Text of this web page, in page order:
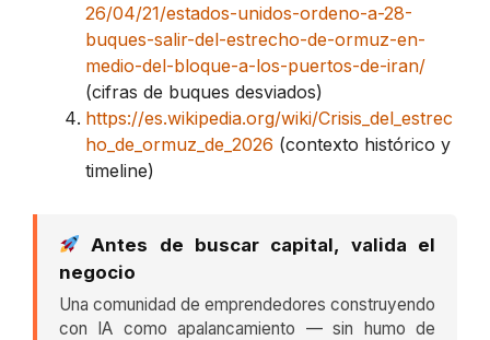
26/04/21/estados-unidos-ordeno-a-28-
buques-salir-del-estrecho-de-ormuz-en-
medio-del-bloque-a-los-puertos-de-iran/
(cifras de buques desviados)
https://es.wikipedia.org/wiki/Crisis_del_estrec
ho_de_ormuz_de_2026 (contexto histórico y
timeline)
Antes de buscar capital, valida el
negocio
Una comunidad de emprendedores construyendo
con IA como apalancamiento — sin humo de